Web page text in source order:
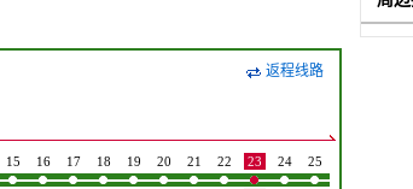
返程线路
15 16 17 18 19 20 21 22 23 24 25